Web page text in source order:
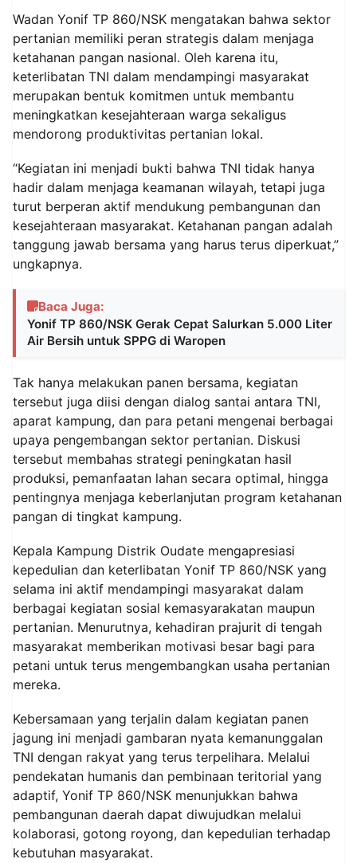
Wadan Yonif TP 860/NSK mengatakan bahwa sektor
pertanian memiliki peran strategis dalam menjaga
ketahanan pangan nasional. Oleh karena itu,
keterlibatan TNI dalam mendampingi masyarakat
merupakan bentuk komitmen untuk membantu
meningkatkan kesejahteraan warga sekaligus
mendorong produktivitas pertanian lokal.
“Kegiatan ini menjadi bukti bahwa TNI tidak hanya
hadir dalam menjaga keamanan wilayah, tetapi juga
turut berperan aktif mendukung pembangunan dan
kesejahteraan masyarakat. Ketahanan pangan adalah
tanggung jawab bersama yang harus terus diperkuat,”
ungkapnya.
Baca Juga:
Yonif TP 860/NSK Gerak Cepat Salurkan 5.000 Liter
Air Bersih untuk SPPG di Waropen
Tak hanya melakukan panen bersama, kegiatan
tersebut juga diisi dengan dialog santai antara TNI,
aparat kampung, dan para petani mengenai berbagai
upaya pengembangan sektor pertanian. Diskusi
tersebut membahas strategi peningkatan hasil
produksi, pemanfaatan lahan secara optimal, hingga
pentingnya menjaga keberlanjutan program ketahanan
pangan di tingkat kampung.
Kepala Kampung Distrik Oudate mengapresiasi
kepedulian dan keterlibatan Yonif TP 860/NSK yang
selama ini aktif mendampingi masyarakat dalam
berbagai kegiatan sosial kemasyarakatan maupun
pertanian. Menurutnya, kehadiran prajurit di tengah
masyarakat memberikan motivasi besar bagi para
petani untuk terus mengembangkan usaha pertanian
mereka.
Kebersamaan yang terjalin dalam kegiatan panen
jagung ini menjadi gambaran nyata kemanunggalan
TNI dengan rakyat yang terus terpelihara. Melalui
pendekatan humanis dan pembinaan teritorial yang
adaptif, Yonif TP 860/NSK menunjukkan bahwa
pembangunan daerah dapat diwujudkan melalui
kolaborasi, gotong royong, dan kepedulian terhadap
kebutuhan masyarakat.